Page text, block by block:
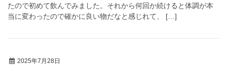
たので初めて飲んでみました。それから何回か続けると体調が本
当に変わったので確かに良い物だなと感じれて、 […]
2025年7月28日